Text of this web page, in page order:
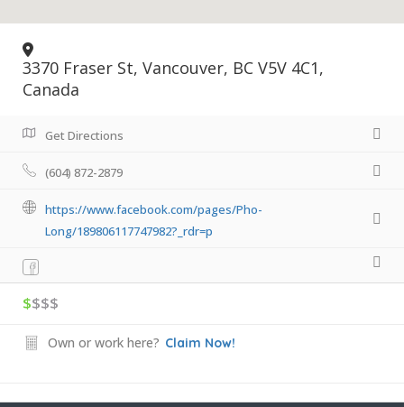
3370 Fraser St, Vancouver, BC V5V 4C1,
Canada
Get Directions
(604) 872-2879
https://www.facebook.com/pages/Pho-
Long/189806117747982?_rdr=p
$$$$
Own or work here? Claim Now!